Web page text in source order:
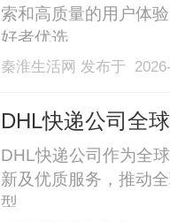
索和高质量的用户体
好者优选。......
秦淮生活网 发布于
DHL快递公司全
DHL快递公司作为全
新及优质服务，推动
型。......